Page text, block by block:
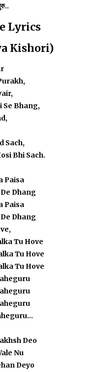
Lyrics
Kishori)
Se Bhang,
Sach,
Bhi Sach.
Paisa
Dhang
Paisa
Dhang
Tu Hove
Tu Hove
Tu Hove
Deo
Nu
Deyo